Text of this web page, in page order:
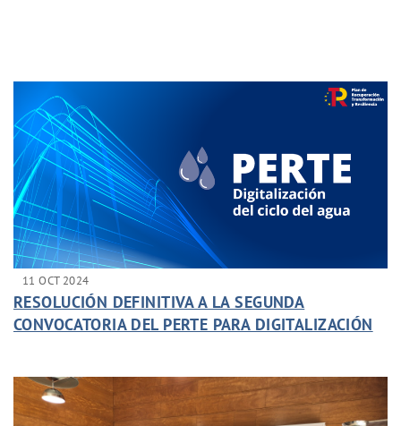
11 OCT 2024
RESOLUCIÓN DEFINITIVA A LA SEGUNDA
CONVOCATORIA DEL PERTE PARA DIGITALIZACIÓN